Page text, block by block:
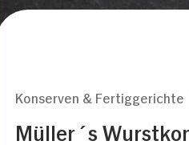
Konserven & Fertiggerichte
Müller´s